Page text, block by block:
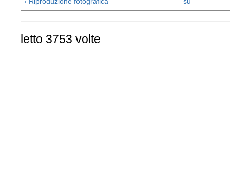
letto 3753 volte